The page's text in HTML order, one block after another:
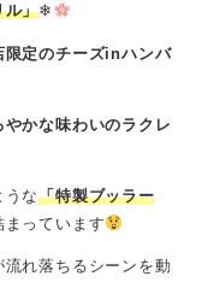
ル」❄
限定のチーズinハンバ
やかな味わいのラクレ
うな「特製ブッラー
まっています
れ落ちるシーンを動